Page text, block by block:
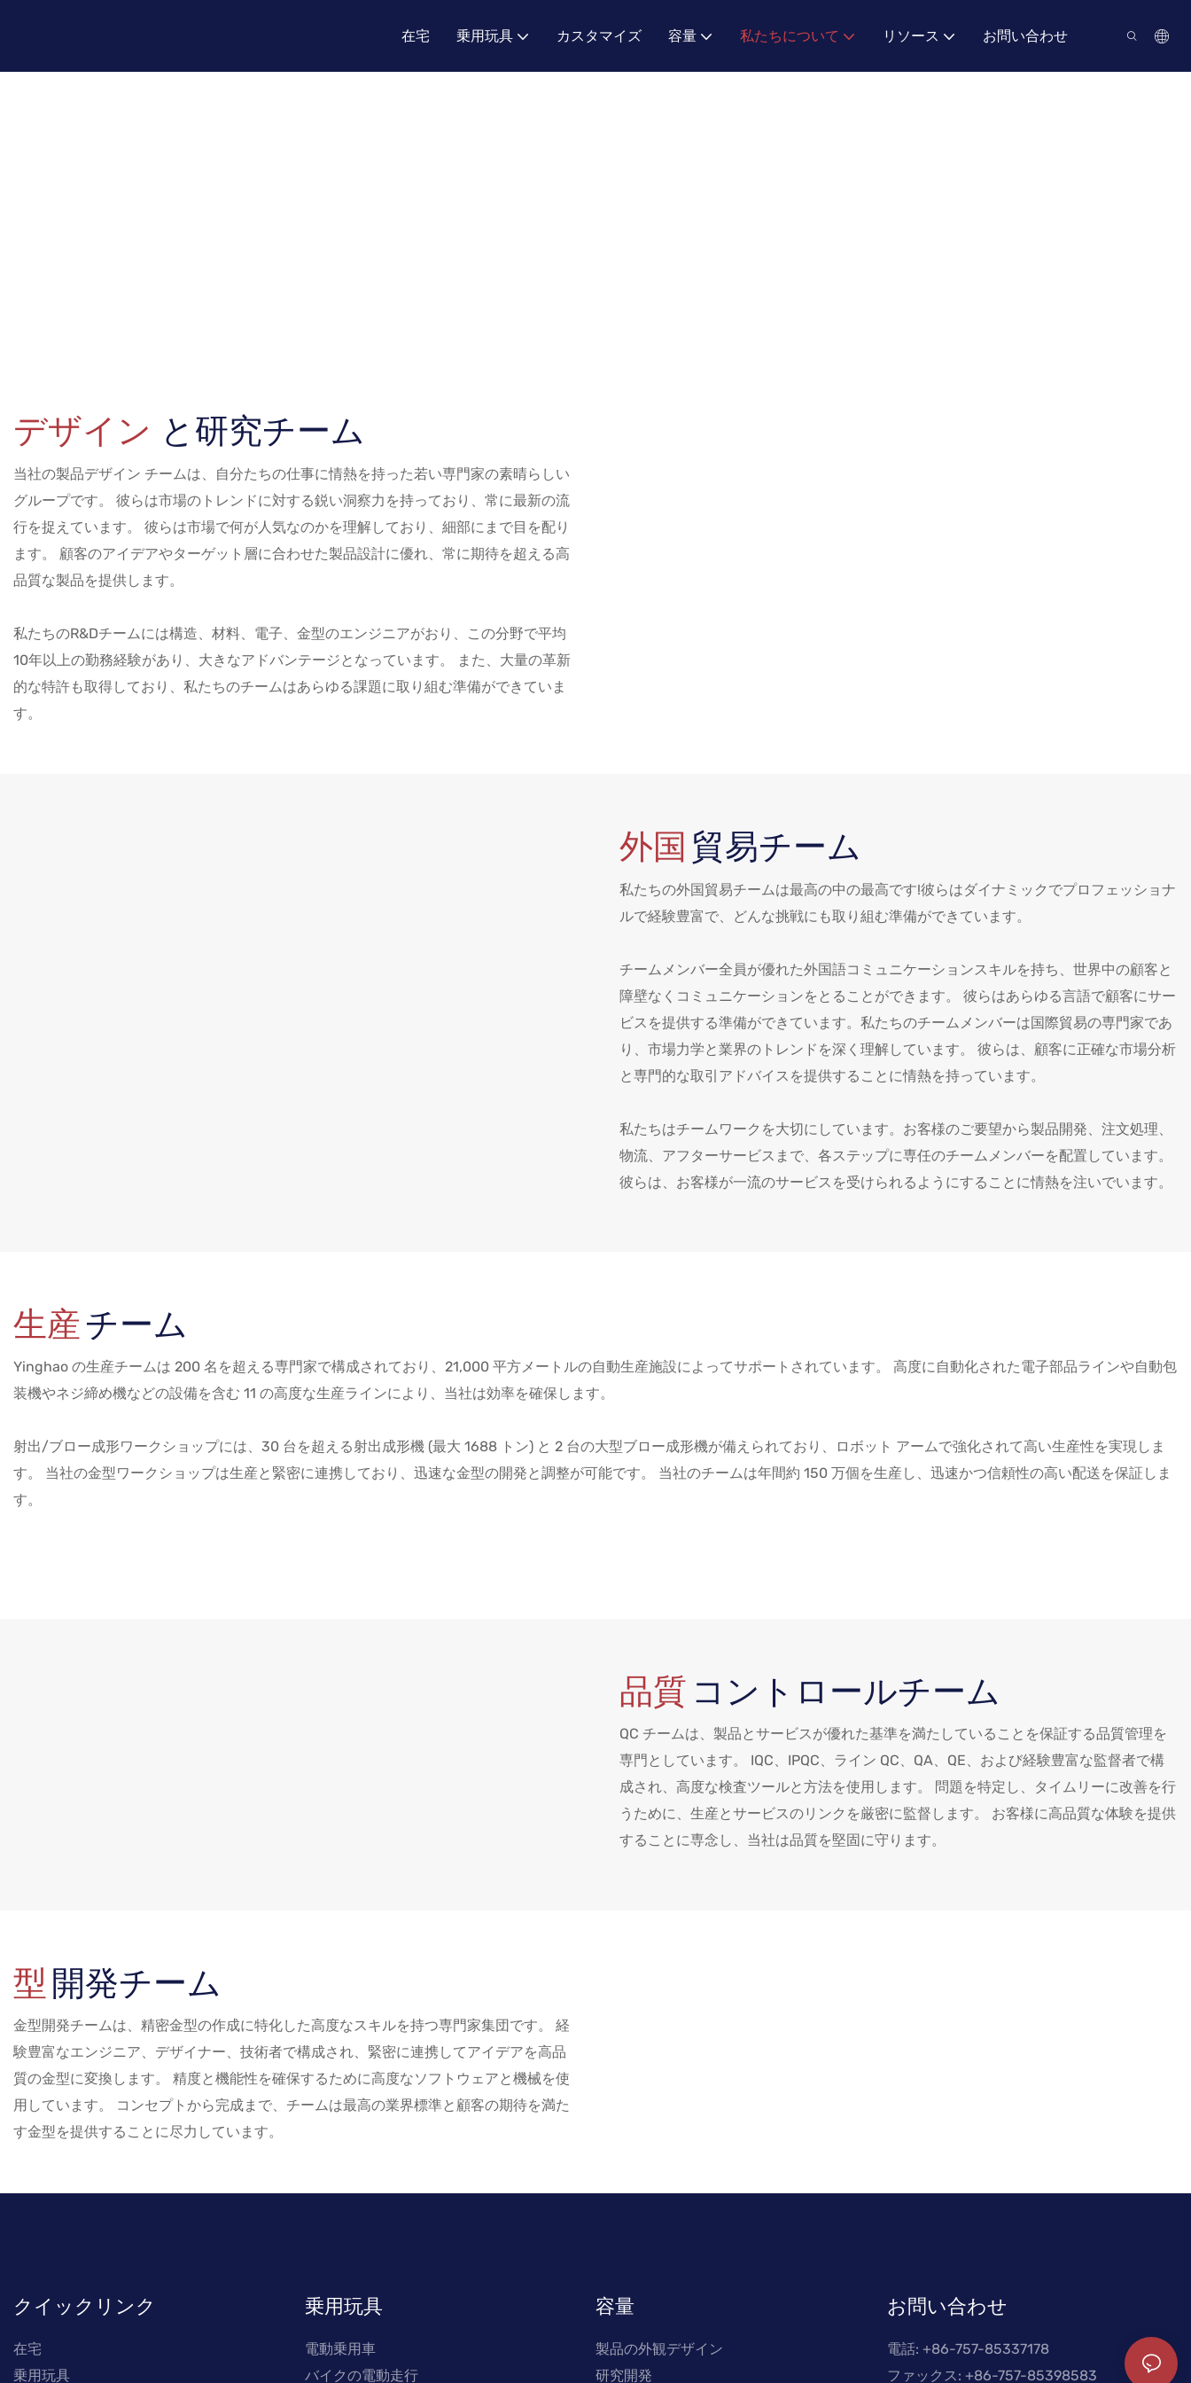
在宅 乗用玩具 カスタマイズ 容量 私たちについて リソース お問い合わせ
デザイン と研究チーム
当社の製品デザイン チームは、自分たちの仕事に情熱を持った若い専門家の素晴らしい
グループです。 彼らは市場のトレンドに対する鋭い洞察力を持っており、常に最新の流
行を捉えています。 彼らは市場で何が人気なのかを理解しており、細部にまで目を配り
ます。 顧客のアイデアやターゲット層に合わせた製品設計に優れ、常に期待を超える高
品質な製品を提供します。
私たちのR&Dチームには構造、材料、電子、金型のエンジニアがおり、この分野で平均
10年以上の勤務経験があり、大きなアドバンテージとなっています。 また、大量の革新
的な特許も取得しており、私たちのチームはあらゆる課題に取り組む準備ができていま
す。
外国 貿易チーム
私たちの外国貿易チームは最高の中の最高です!彼らはダイナミックでプロフェッショナ
ルで経験豊富で、どんな挑戦にも取り組む準備ができています。
チームメンバー全員が優れた外国語コミュニケーションスキルを持ち、世界中の顧客と
障壁なくコミュニケーションをとることができます。 彼らはあらゆる言語で顧客にサー
ビスを提供する準備ができています。私たちのチームメンバーは国際貿易の専門家であ
り、市場力学と業界のトレンドを深く理解しています。 彼らは、顧客に正確な市場分析
と専門的な取引アドバイスを提供することに情熱を持っています。
私たちはチームワークを大切にしています。お客様のご要望から製品開発、注文処理、
物流、アフターサービスまで、各ステップに専任のチームメンバーを配置しています。
彼らは、お客様が一流のサービスを受けられるようにすることに情熱を注いでいます。
生産チーム
Yinghao の生産チームは 200 名を超える専門家で構成されており、21,000 平方メートルの自動生産施設によってサポートされています。 高度に自動化された電子部品ラインや自動包
装機やネジ締め機などの設備を含む 11 の高度な生産ラインにより、当社は効率を確保します。
射出/ブロー成形ワークショップには、30 台を超える射出成形機 (最大 1688 トン) と 2 台の大型ブロー成形機が備えられており、ロボット アームで強化されて高い生産性を実現しま
す。 当社の金型ワークショップは生産と緊密に連携しており、迅速な金型の開発と調整が可能です。 当社のチームは年間約 150 万個を生産し、迅速かつ信頼性の高い配送を保証しま
す。
品質コントロールチーム
QC チームは、製品とサービスが優れた基準を満たしていることを保証する品質管理を
専門としています。 IQC、IPQC、ライン QC、QA、QE、および経験豊富な監督者で構
成され、高度な検査ツールと方法を使用します。 問題を特定し、タイムリーに改善を行
うために、生産とサービスのリンクを厳密に監督します。 お客様に高品質な体験を提供
することに専念し、当社は品質を堅固に守ります。
型開発チーム
金型開発チームは、精密金型の作成に特化した高度なスキルを持つ専門家集団です。 経
験豊富なエンジニア、デザイナー、技術者で構成され、緊密に連携してアイデアを高品
質の金型に変換します。 精度と機能性を確保するために高度なソフトウェアと機械を使
用しています。 コンセプトから完成まで、チームは最高の業界標準と顧客の期待を満た
す金型を提供することに尽力しています。
クイックリンク
在宅
乗用玩具
乗用玩具
電動乗用車
バイクの電動走行
容量
製品の外観デザイン
研究開発
お問い合わせ
電話: +86-757-85337178
ファックス: +86-757-85398583